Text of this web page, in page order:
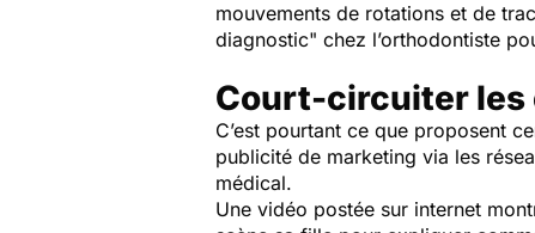
mouvements de rotations et de
diagnostic" chez l’orthodontiste
Court-circuiter
C’est pourtant ce que proposent
publicité de marketing via les
médical.
Une vidéo postée sur internet